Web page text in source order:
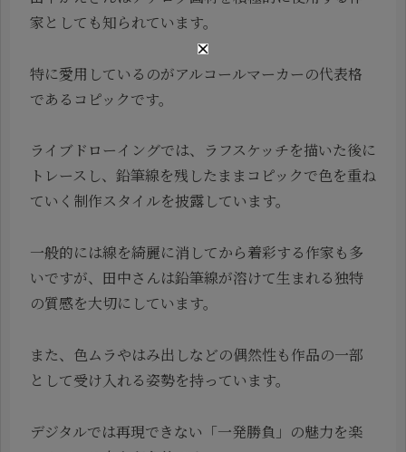
家としても知られています。
特に愛用しているのがアルコールマーカーの代表格
であるコピックです。
ライブドローイングでは、ラフスケッチを描いた後に
トレースし、鉛筆線を残したままコピックで色を重ね
ていく制作スタイルを披露しています。
一般的には線を綺麗に消してから着彩する作家も多
いですが、田中さんは鉛筆線が溶けて生まれる独特
の質感を大切にしています。
また、色ムラやはみ出しなどの偶然性も作品の一部
として受け入れる姿勢を持っています。
デジタルでは再現できない「一発勝負」の魅力を楽